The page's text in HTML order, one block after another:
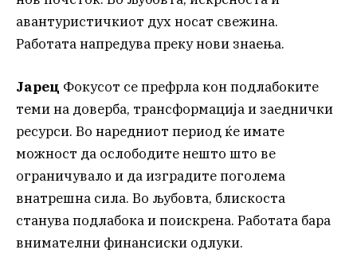
авантуристичкиот дух носат свежина.
Работата напредува преку нови знаења.
Јарец Фокусот се префрла кон подлабоките
теми на доверба, трансформација и заеднички
ресурси. Во наредниот период ќе имате
можност да ослободите нешто што ве
ограничувало и да изградите поголема
внатрешна сила. Во љубовта, блискоста
станува подлабока и поискрена. Работата бара
внимателни финансиски одлуки.